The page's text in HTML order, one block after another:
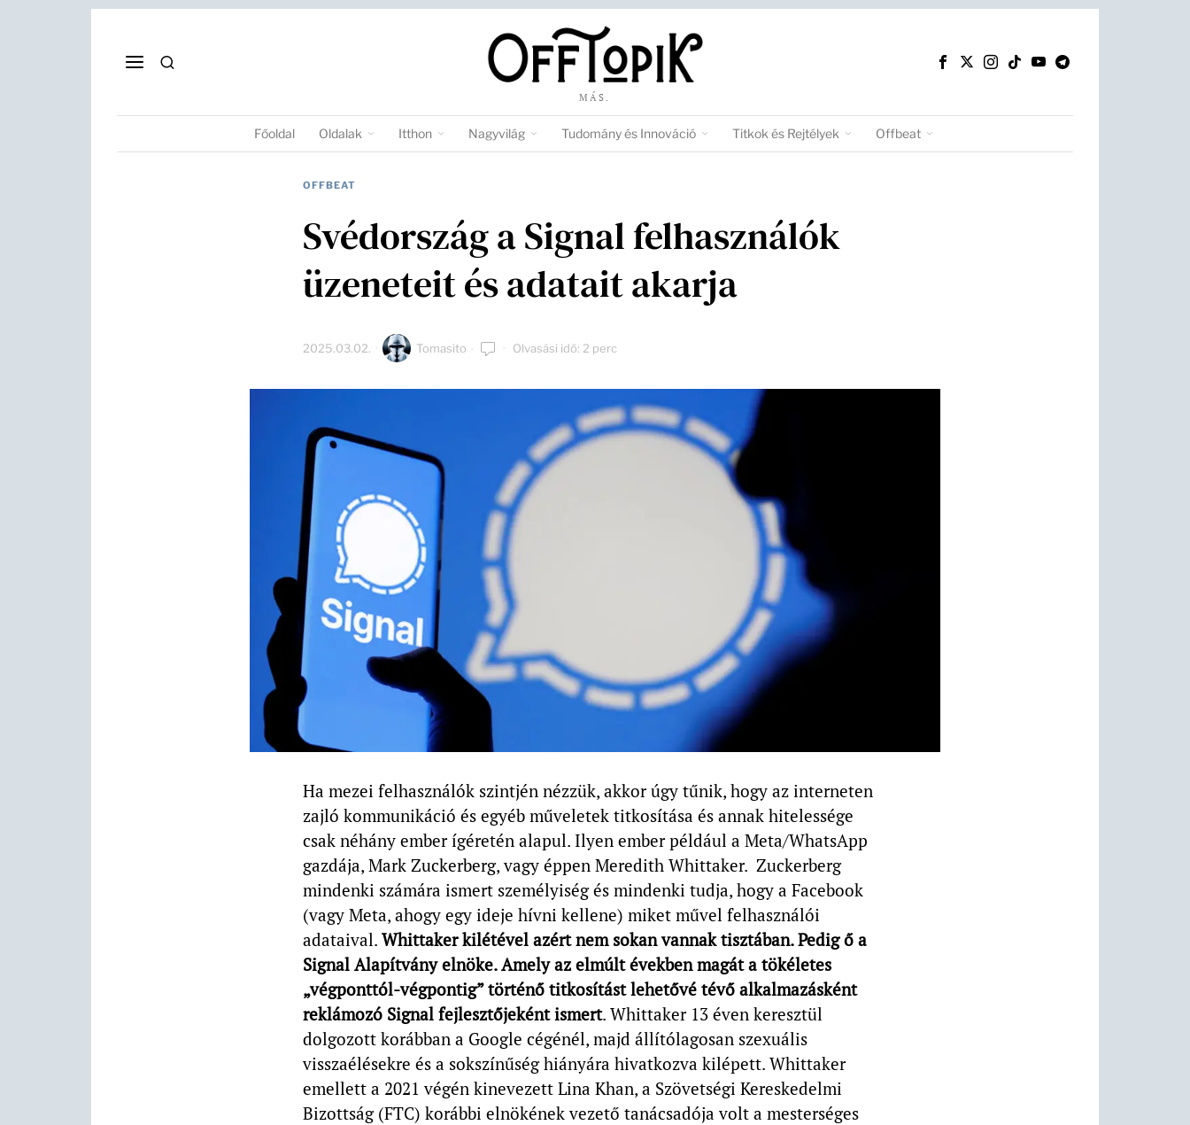
MÁS.
Főoldal Oldalak Itthon Nagyvilág Tudomány és Innováció Titkok és Rejtélyek Offbeat
OFFBEAT
Svédország a Signal felhasználók
üzeneteit és adatait akarja
2025.03.02. Tomasito Olvasási idő: 2 perc
Ha mezei felhasználók szintjén nézzük, akkor úgy tűnik, hogy az interneten
zajló kommunikáció és egyéb műveletek titkosítása és annak hitelessége
csak néhány ember ígéretén alapul. Ilyen ember például a Meta/WhatsApp
gazdája, Mark Zuckerberg, vagy éppen Meredith Whittaker. Zuckerberg
mindenki számára ismert személyiség és mindenki tudja, hogy a Facebook
(vagy Meta, ahogy egy ideje hívni kellene) miket művel felhasználói
adataival. Whittaker kilétével azért nem sokan vannak tisztában. Pedig ő a
Signal Alapítvány elnöke. Amely az elmúlt években magát a tökéletes
„végponttól-végpontig” történő titkosítást lehetővé tévő alkalmazásként
reklámozó Signal fejlesztőjeként ismert. Whittaker 13 éven keresztül
dolgozott korábban a Google cégénél, majd állítólagosan szexuális
visszaélésekre és a sokszínűség hiányára hivatkozva kilépett. Whittaker
emellett a 2021 végén kinevezett Lina Khan, a Szövetségi Kereskedelmi
Bizottság (FTC) korábbi elnökének vezető tanácsadója volt a mesterséges